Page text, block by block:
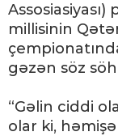
millisinin
gəzən söz
“Gəlin ciddi
olar ki,